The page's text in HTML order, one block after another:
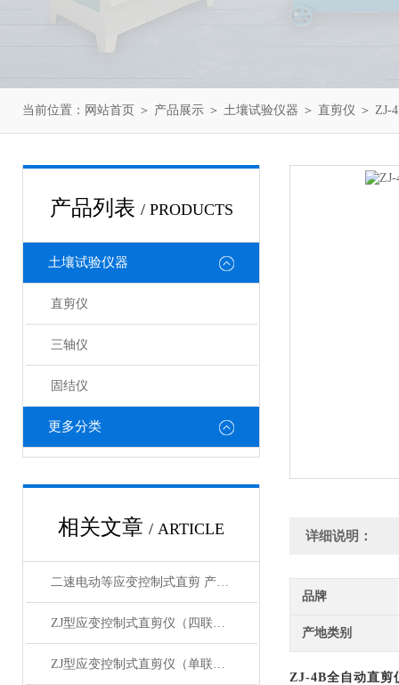
当前位置： 网站首页 ＞ 产品展示 ＞ 土壤试验仪器 ＞ 直剪仪 ＞ ZJ-
产品列表 / PRODUCTS
土壤试验仪器
直剪仪
三轴仪
固结仪
更多分类
相关文章 / ARTICLE
二速电动等应变控制式直剪 产品展示
ZJ型应变控制式直剪仪（四联剪）（无极调速）
ZJ型应变控制式直剪仪（单联）产品展示
详细说明：
品牌
产地类别
ZJ-4B全自动直剪